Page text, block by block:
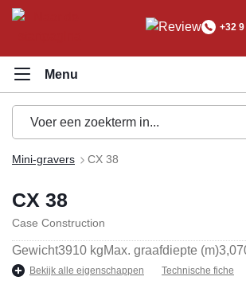
+32
Mini-gravers CX 38
CX 38
Case Construction
Gewicht3910 kgMax. graafdiepte (m)
Bekijk alle eigenschappen Technische fiche